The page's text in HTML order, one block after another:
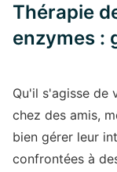
Thérapie
enzymes :
Qu'il s'agisse de
chez des amis,
bien gérer leur
confrontées à